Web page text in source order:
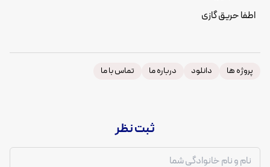
اطفا حریق گازی
پروژه ها دانلود درباره ما تماس با ما
ثبت نظر